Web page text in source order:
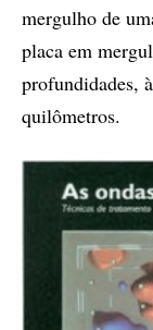
mergulho de
placa em
profundidades,
quilômetros.